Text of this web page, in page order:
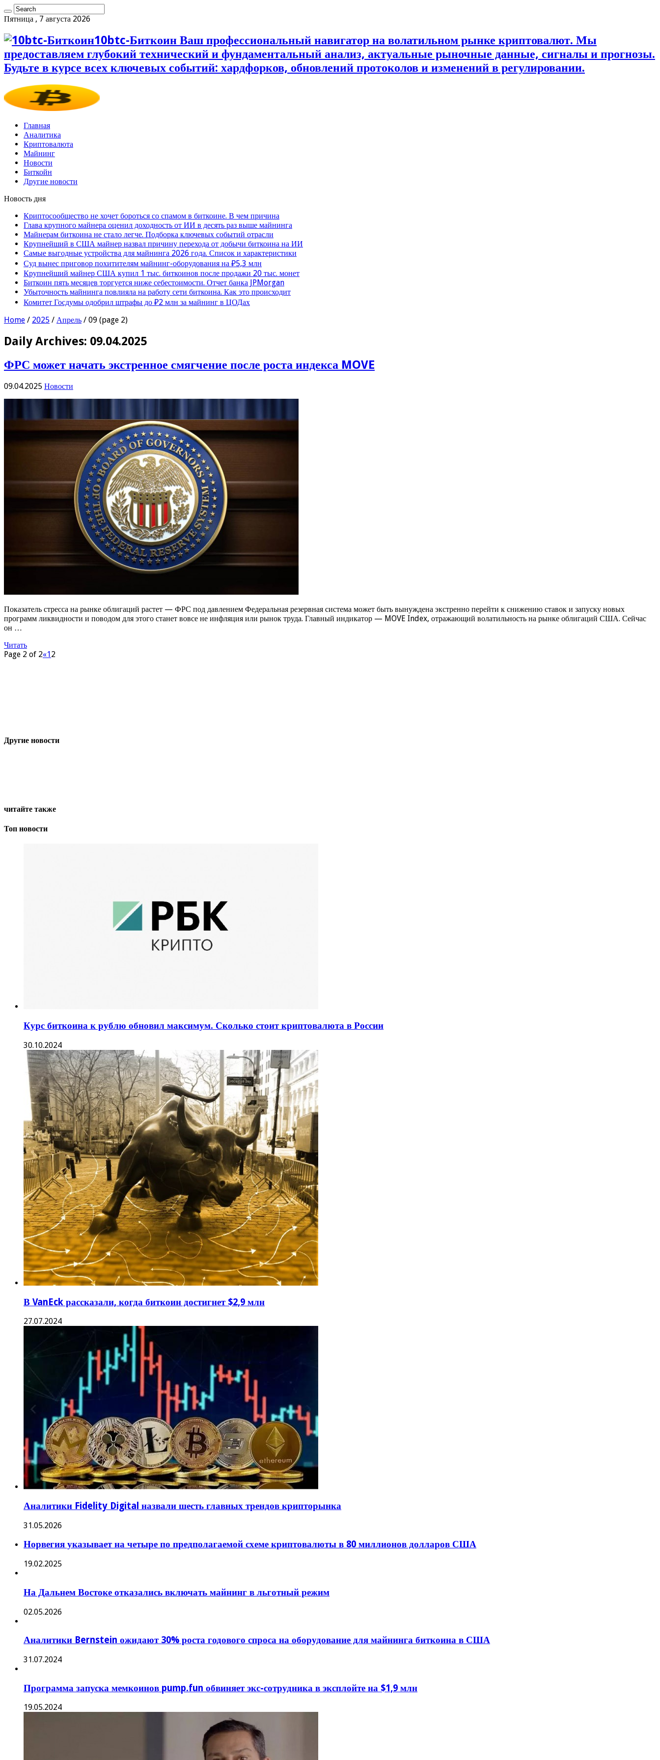
Пятница , 7 августа 2026
10btc-Биткоин Ваш профессиональный навигатор на волатильном рынке криптовалют. Мы
предоставляем глубокий технический и фундаментальный анализ, актуальные рыночные данные, сигналы и прогнозы.
Будьте в курсе всех ключевых событий: хардфорков, обновлений протоколов и изменений в регулировании.
Главная
Аналитика
Криптовалюта
Майнинг
Новости
Биткойн
Другие новости
Новость дня
Криптосообщество не хочет бороться со спамом в биткоине. В чем причина
Глава крупного майнера оценил доходность от ИИ в десять раз выше майнинга
Майнерам биткоина не стало легче. Подборка ключевых событий отрасли
Крупнейший в США майнер назвал причину перехода от добычи биткоина на ИИ
Самые выгодные устройства для майнинга 2026 года. Список и характеристики
Суд вынес приговор похитителям майнинг-оборудования на ₽5,3 млн
Крупнейший майнер США купил 1 тыс. биткоинов после продажи 20 тыс. монет
Биткоин пять месяцев торгуется ниже себестоимости. Отчет банка JPMorgan
Убыточность майнинга повлияла на работу сети биткоина. Как это происходит
Комитет Госдумы одобрил штрафы до ₽2 млн за майнинг в ЦОДах
Home / 2025 / Апрель / 09 (page 2)
Daily Archives: 09.04.2025
ФРС может начать экстренное смягчение после роста индекса MOVE
09.04.2025 Новости
Показатель стресса на рынке облигаций растет — ФРС под давлением Федеральная резервная система может быть вынуждена экстренно перейти к снижению ставок и запуску новых
программ ликвидности и поводом для этого станет вовсе не инфляция или рынок труда. Главный индикатор — MOVE Index, отражающий волатильность на рынке облигаций США. Сейчас
он …
Читать
Page 2 of 2«12
Другие новости
читайте также
Топ новости
Курс биткоина к рублю обновил максимум. Сколько стоит криптовалюта в России
30.10.2024
В VanEck рассказали, когда биткоин достигнет $2,9 млн
27.07.2024
Аналитики Fidelity Digital назвали шесть главных трендов крипторынка
31.05.2026
Норвегия указывает на четыре по предполагаемой схеме криптовалюты в 80 миллионов долларов США
19.02.2025
На Дальнем Востоке отказались включать майнинг в льготный режим
02.05.2026
Аналитики Bernstein ожидают 30% роста годового спроса на оборудование для майнинга биткоина в США
31.07.2024
Программа запуска мемкоинов pump.fun обвиняет экс-сотрудника в эксплойте на $1,9 млн
19.05.2024